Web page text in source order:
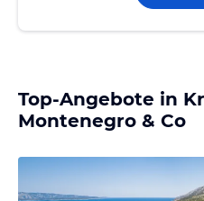
Top-Angebote in
Montenegro & Co